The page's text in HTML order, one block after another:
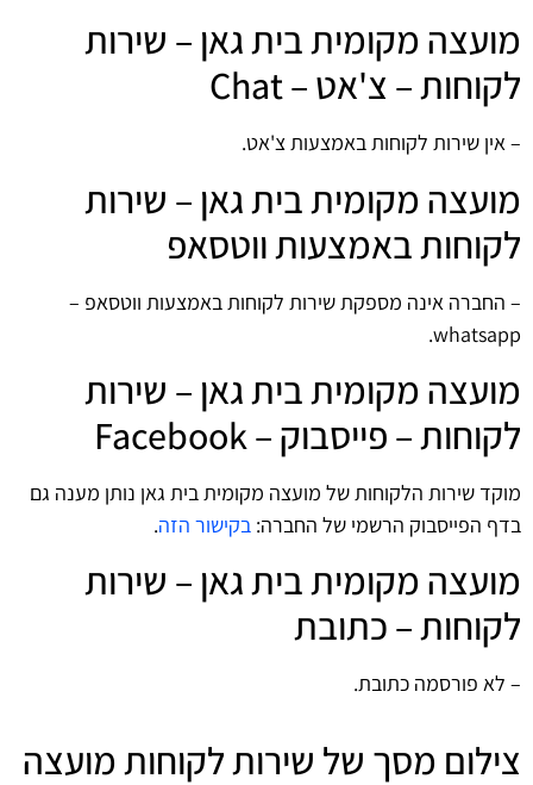
מועצה מקומית בית גאן – שירות
לקוחות – צ'אט – Chat
– אין שירות לקוחות באמצעות צ'אט.
מועצה מקומית בית גאן – שירות
לקוחות באמצעות ווטסאפ
– החברה אינה מספקת שירות לקוחות באמצעות ווטסאפ –
whatsapp.
מועצה מקומית בית גאן – שירות
לקוחות – פייסבוק – Facebook
מוקד שירות הלקוחות של מועצה מקומית בית גאן נותן מענה גם
בדף הפייסבוק הרשמי של החברה: בקישור הזה.
מועצה מקומית בית גאן – שירות
לקוחות – כתובת
– לא פורסמה כתובת.
צילום מסך של שירות לקוחות מועצה